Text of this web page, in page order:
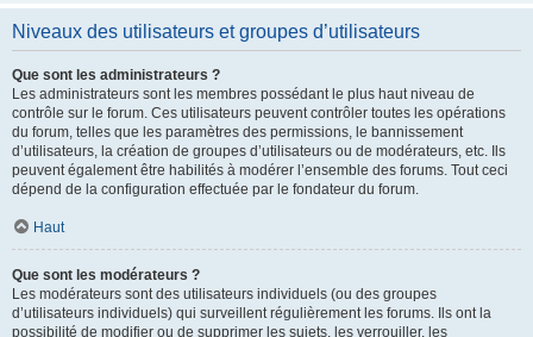
Niveaux des utilisateurs et groupes d’utilisateurs
Que sont les administrateurs ?
Les administrateurs sont les membres possédant le plus haut niveau de
contrôle sur le forum. Ces utilisateurs peuvent contrôler toutes les opérations
du forum, telles que les paramètres des permissions, le bannissement
d’utilisateurs, la création de groupes d’utilisateurs ou de modérateurs, etc. Ils
peuvent également être habilités à modérer l’ensemble des forums. Tout ceci
dépend de la configuration effectuée par le fondateur du forum.
Haut
Que sont les modérateurs ?
Les modérateurs sont des utilisateurs individuels (ou des groupes
d’utilisateurs individuels) qui surveillent régulièrement les forums. Ils ont la
possibilité de modifier ou de supprimer les sujets, les verrouiller, les